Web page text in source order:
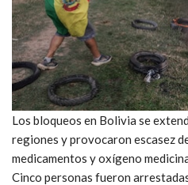
Los bloqueos en Bolivia se
regiones y provocaron escasez
medicamentos y oxígeno
Cinco personas fueron